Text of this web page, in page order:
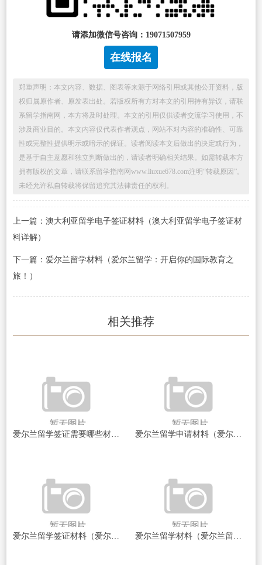
请添加微信号咨询：19071507959
在线报名
郑重声明：本文内容、数据、图表等来源于网络引用或其他公开资料，版
权归属原作者、原发表出处。若版权所有方对本文的引用持有异议，请联
系留学指南网，本方将及时处理。本文的引用仅供读者交流学习使用，不
涉及商业目的。本文内容仅代表作者观点，网站不对内容的准确性、可靠
性或完整性提供明示或暗示的保证。读者阅读本文后做出的决定或行为，
是基于自主意愿和独立判断做出的，请读者明确相关结果。如需转载本方
拥有版权的文章，请联系留学指南网www.liuxue678.com注明“转载原因”。
未经允许私自转载将保留追究其法律责任的权利。
上一篇：澳大利亚留学电子签证材料（澳大利亚留学电子签证材
料详解）
下一篇：爱尔兰留学材料（爱尔兰留学：开启你的国际教育之
旅！）
相关推荐
爱尔兰留学签证需要哪些材料（爱尔兰留学签证所需材料一览） 爱尔兰留学申请材料（爱尔兰留学申请材料全面解析）
爱尔兰留学签证材料（爱尔兰留学签证材料全解析！）